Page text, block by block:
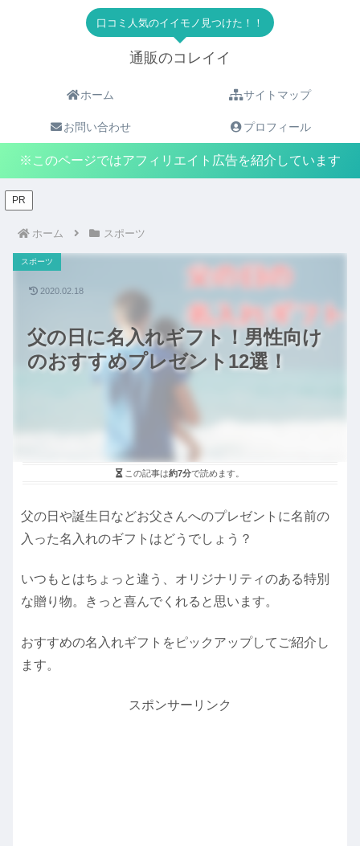
口コミ人気のイイモノ見つけた！！
通販のコレイイ
ホーム サイトマップ
お問い合わせ プロフィール
※このページではアフィリエイト広告を紹介しています
PR
ホーム スポーツ
父の日に名入れギフト！男性向け
のおすすめプレゼント12選！
スポーツ
2020.02.18
この記事は約7分で読めます。
父の日や誕生日などお父さんへのプレゼントに名前の
入った名入れのギフトはどうでしょう？
いつもとはちょっと違う、オリジナリティのある特別
な贈り物。きっと喜んでくれると思います。
おすすめの名入れギフトをピックアップしてご紹介し
ます。
スポンサーリンク